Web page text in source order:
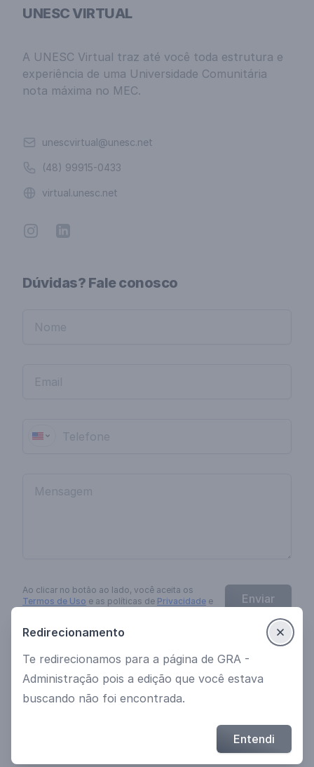
UNESC VIRTUAL
A UNESC Virtual traz até você toda estrutura e
experiência de uma Universidade Comunitária
nota máxima no MEC.
Emailunescvirtual@unesc.net
Telefone(48) 99915-0433
Websitevirtual.unesc.net
InstagramLinkedin
Dúvidas? Fale conosco
Ao clicar no botão ao lado, você aceita os
Termos de Uso e as políticas de Privacidade e
Enviar
Ver mais cursos
Política de Privacidade
Termos de uso
© 2021 Desenvolvido por EngagED
Redirecionamento
Te redirecionamos para a página de GRA -
Administração pois a edição que você estava
buscando não foi encontrada.
Entendi